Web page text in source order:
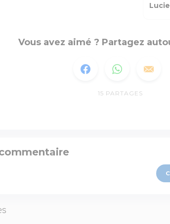
Vous avez aimé ? Partagez
15 PARTAGES